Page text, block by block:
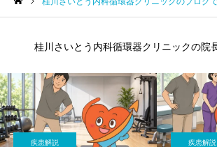
桂川さいとう内科循環器クリニックの院
疾患解説 疾患解説